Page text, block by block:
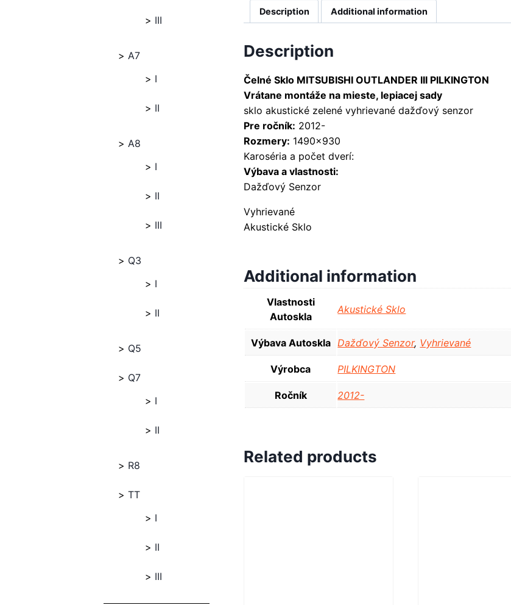
Description Additional information
Description
Čelné Sklo MITSUBISHI OUTLANDER III PILKINGTON
Vrátane montáže na mieste, lepiacej sady
sklo akustické zelené vyhrievané dažďový senzor
Pre ročník: 2012-
Rozmery: 1490×930
Karoséria a počet dverí:
Výbava a vlastnosti:
Dažďový Senzor
Vyhrievané
Akustické Sklo
Additional information
Vlastnosti
Autoskla
Akustické Sklo
Výbava Autoskla Dažďový Senzor, Vyhrievané
Výrobca PILKINGTON
Ročník 2012-
Related products
III
A7
I
II
A8
I
II
III
Q3
I
II
Q5
Q7
I
II
R8
TT
I
II
III